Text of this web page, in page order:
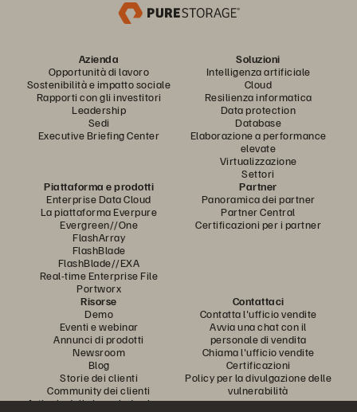
Azienda
Opportunità di lavoro
Sostenibilità e impatto sociale
Rapporti con gli investitori
Leadership
Sedi
Executive Briefing Center
Soluzioni
Intelligenza artificiale
Cloud
Resilienza informatica
Data protection
Database
Elaborazione a performance
elevate
Virtualizzazione
Settori
Piattaforma e prodotti
Enterprise Data Cloud
La piattaforma Everpure
Evergreen//One
FlashArray
FlashBlade
FlashBlade//EXA
Real-time Enterprise File
Portworx
Partner
Panoramica dei partner
Partner Central
Certificazioni per i partner
Risorse
Demo
Eventi e webinar
Annunci di prodotti
Newsroom
Blog
Storie dei clienti
Community dei clienti
Articolo della knowledge base
Contattaci
Contatta l'ufficio vendite
Avvia una chat con il
personale di vendita
Chiama l'ufficio vendite
Certificazioni
Policy per la divulgazione delle
vulnerabilità